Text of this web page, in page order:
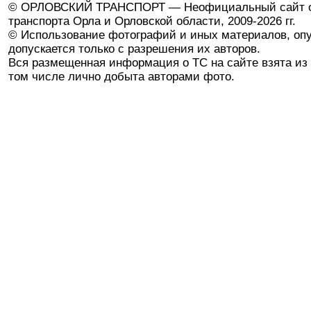
© ОРЛОВСКИЙ ТРАНСПОРТ — Неофициальный сайт
транспорта Орла и Орловской области, 2009-2026 гг.
© Использование фотографий и иных материалов,
допускается только с разрешения их авторов.
Вся размещенная информация о ТС на сайте взята из
том числе лично добыта авторами фото.